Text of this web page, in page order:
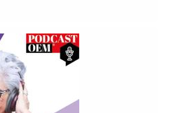
¿la están atacando por
solo en el
2021 se registraron 908
clara: hoy hay más
que nunca, pero
las agresiones que
con Carla